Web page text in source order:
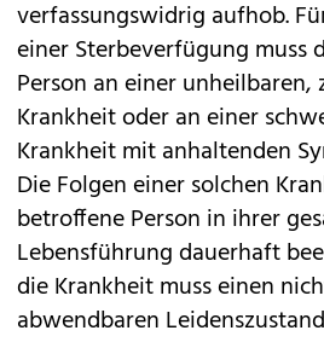
verfassungswidrig aufhob.
einer Sterbeverfügung muss
Person an einer
Krankheit oder an einer
Krankheit mit anhaltenden
Die Folgen einer solchen
betroffene Person in ihrer
Lebensführung dauerhaft
die Krankheit muss einen
abwendbaren